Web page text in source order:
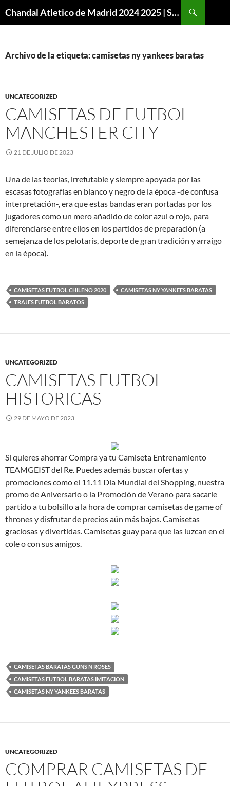
Chandal Atletico de Madrid 2024 2025 | SuperVigo
Archivo de la etiqueta: camisetas ny yankees baratas
UNCATEGORIZED
CAMISETAS DE FUTBOL
MANCHESTER CITY
21 DE JULIO DE 2023
Una de las teorías, irrefutable y siempre apoyada por las
escasas fotografías en blanco y negro de la época -de confusa
interpretación-, era que estas bandas eran portadas por los
jugadores como un mero añadido de color azul o rojo, para
diferenciarse entre ellos en los partidos de preparación (a
semejanza de los pelotaris, deporte de gran tradición y arraigo
en la época).
CAMISETAS FUTBOL CHILENO 2020
CAMISETAS NY YANKEES BARATAS
TRAJES FUTBOL BARATOS
UNCATEGORIZED
CAMISETAS FUTBOL
HISTORICAS
29 DE MAYO DE 2023
Si quieres ahorrar Compra ya tu Camiseta Entrenamiento
TEAMGEIST del Re. Puedes además buscar ofertas y
promociones como el 11.11 Día Mundial del Shopping, nuestra
promo de Aniversario o la Promoción de Verano para sacarle
partido a tu bolsillo a la hora de comprar camisetas de game of
thrones y disfrutar de precios aún más bajos. Camisetas
graciosas y divertidas. Camisetas guay para que las luzcan en el
cole o con sus amigos.
CAMISETAS BARATAS GUNS N ROSES
CAMISETAS FUTBOL BARATAS IMITACION
CAMISETAS NY YANKEES BARATAS
UNCATEGORIZED
COMPRAR CAMISETAS DE